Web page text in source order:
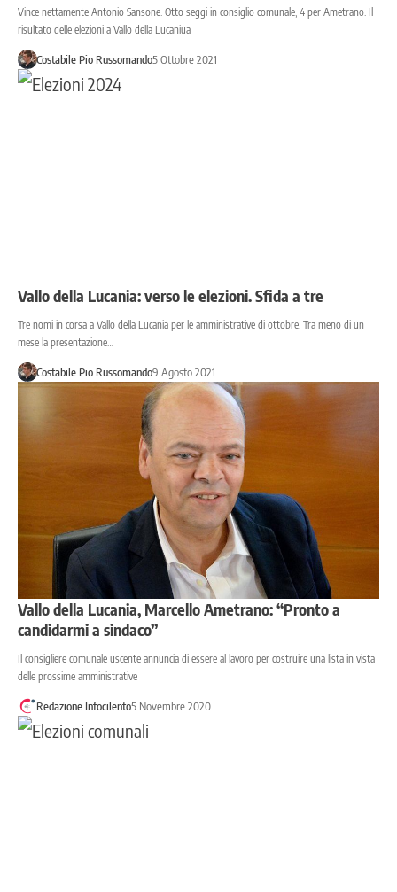
Vince nettamente Antonio Sansone. Otto seggi in consiglio comunale, 4 per Ametrano. Il
risultato delle elezioni a Vallo della Lucaniua
Costabile Pio Russomando5 Ottobre 2021
Vallo della Lucania: verso le elezioni. Sfida a tre
Tre nomi in corsa a Vallo della Lucania per le amministrative di ottobre. Tra meno di un
mese la presentazione…
Costabile Pio Russomando9 Agosto 2021
Vallo della Lucania, Marcello Ametrano: “Pronto a
candidarmi a sindaco”
Il consigliere comunale uscente annuncia di essere al lavoro per costruire una lista in vista
delle prossime amministrative
Redazione Infocilento5 Novembre 2020